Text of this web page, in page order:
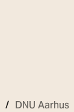
DNU Aarhus